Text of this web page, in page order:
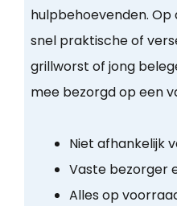
hulpbehoevenden.
snel praktische of
grillworst of jong
mee bezorgd op een
Niet afhankelijk
Vaste bezorger
Alles op